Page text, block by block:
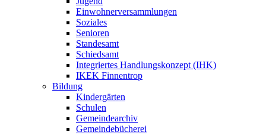
Einwohnerversammlungen
Soziales
Senioren
Standesamt
Schiedsamt
Integriertes Handlungskonzept (IHK)
IKEK Finnentrop
Bildung
Kindergärten
Schulen
Gemeindearchiv
Gemeindebücherei